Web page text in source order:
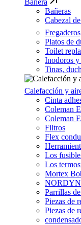
Bañera
Bañeras
Cabezal
Platos de
Toilet
Inodoros y
Tinas,
Calefacción y
Cinta
Coleman
Coleman
Filtros
Flex
Los
Los
Mortex
Parrillas
Piezas de
Piezas de